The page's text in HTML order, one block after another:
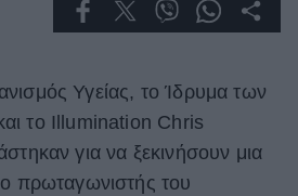
Υγείας, το Ίδρυμα των
το Illumination Chris
για να ξεκινήσουν μια
πρωταγωνιστής του